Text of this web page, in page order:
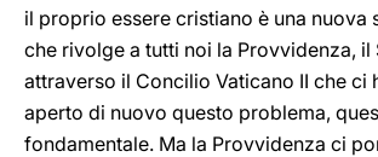
il proprio essere cristiano è una nuova
che rivolge a tutti noi la Provvidenza, il
attraverso il Concilio Vaticano II che ci
aperto di nuovo questo problema,
fondamentale. Ma la Provvidenza ci